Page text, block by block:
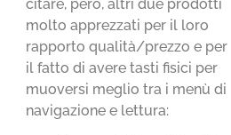
citare, però, altri due prodotti
molto apprezzati per il loro
rapporto qualità/prezzo e per
il fatto di avere tasti fisici per
muoversi meglio tra i menù di
navigazione e lettura: